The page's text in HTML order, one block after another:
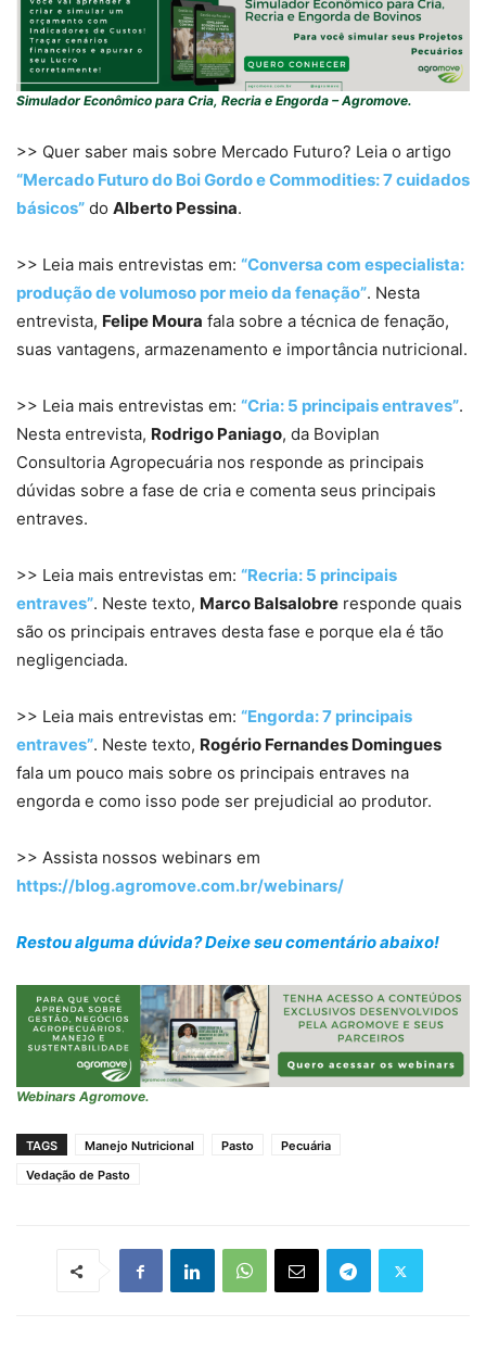
Simulador Econômico para Cria, Recria e Engorda – Agromove.
>> Quer saber mais sobre Mercado Futuro? Leia o artigo
“Mercado Futuro do Boi Gordo e Commodities: 7 cuidados
básicos” do Alberto Pessina.
>> Leia mais entrevistas em: “Conversa com especialista:
produção de volumoso por meio da fenação”. Nesta
entrevista, Felipe Moura fala sobre a técnica de fenação,
suas vantagens, armazenamento e importância nutricional.
>> Leia mais entrevistas em: “Cria: 5 principais entraves”.
Nesta entrevista, Rodrigo Paniago, da Boviplan
Consultoria Agropecuária nos responde as principais
dúvidas sobre a fase de cria e comenta seus principais
entraves.
>> Leia mais entrevistas em: “Recria: 5 principais
entraves”. Neste texto, Marco Balsalobre responde quais
são os principais entraves desta fase e porque ela é tão
negligenciada.
>> Leia mais entrevistas em: “Engorda: 7 principais
entraves”. Neste texto, Rogério Fernandes Domingues
fala um pouco mais sobre os principais entraves na
engorda e como isso pode ser prejudicial ao produtor.
>> Assista nossos webinars em
https://blog.agromove.com.br/webinars/
Restou alguma dúvida? Deixe seu comentário abaixo!
Webinars Agromove.
TAGS Manejo Nutricional Pasto
Pecuária
Vedação de Pasto